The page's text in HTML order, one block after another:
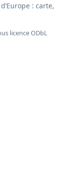
: carte,
licence ODbL